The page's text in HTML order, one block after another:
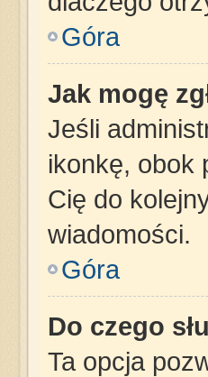
Góra
Jak mogę
Jeśli
ikonkę, obok
Cię do
wiadomości.
Góra
Do czego
Ta opcja